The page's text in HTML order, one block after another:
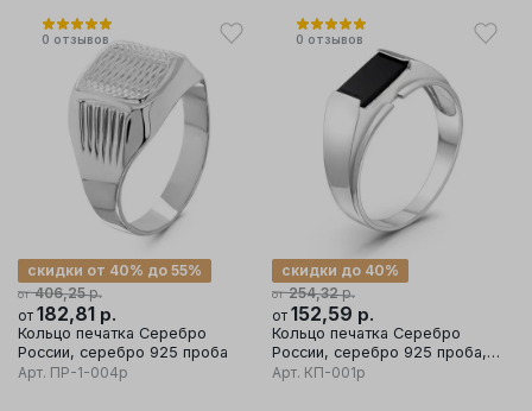
0 отзывов
от 406,25р.
скидки от 40% до 55%
от 182,81 р.
Кольцо печатка Серебро
России, серебро 925 проба
Арт. ПР-1-004р
0 отзывов
от 254,32р.
скидки до 40%
от 152,59 р.
Кольцо печатка Серебро
России, серебро 925 проба,
вставка оникс
Арт. КП-001р